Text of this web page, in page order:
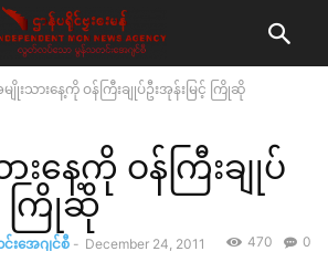
ျိုးသားနေ့ကို ဝန်ကြီးချုပ်ဦးအုန်းမြင့် ကြိုဆို
းနေ့ကို ဝန်ကြီးချုပ်
ကြိုဆို
အေဂျင်စီ - December 24, 2011 0
470